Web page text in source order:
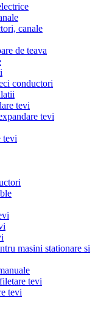
canale
de teava
conductori
tevi
tevi
tevi
masini stationare si
tevi
tevi